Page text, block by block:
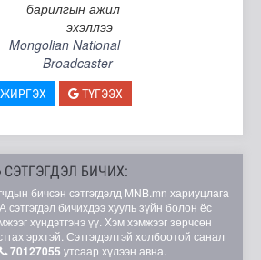
барилгын ажил
эхэллээ
Mongolian National
Broadcaster
ЖИРГЭХ ТҮГЭЭХ
СЭТГЭГДЭЛ БИЧИХ:
бичсэн сэтгэгдэлд MNB.mn хариуцлага
сэтгэгдэл бичихдээ хууль зүйн болон ёс
хүндэтгэнэ үү. Хэм хэмжээг зөрчсөн
эрхтэй. Сэтгэгдэлтэй холбоотой санал
70127055 утсаар хүлээн авна.